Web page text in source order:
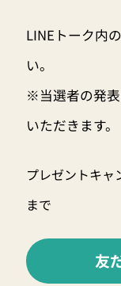
LINEトーク内
い。
※当選者の発
いただきます。
プレゼントキャ
まで
友